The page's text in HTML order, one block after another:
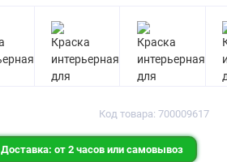
Код товара: 700009617
Доставка: от 2 часов или самовывоз